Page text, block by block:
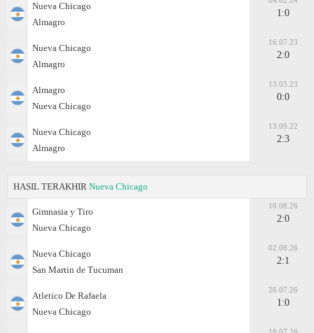
Nueva Chicago
Almagro
1:0
Nueva Chicago
Almagro
16.07.23
2:0
Almagro
Nueva Chicago
13.03.23
0:0
Nueva Chicago
Almagro
13.09.22
2:3
HASIL TERAKHIR Nueva Chicago
Gimnasia y Tiro
Nueva Chicago
10.08.26
2:0
Nueva Chicago
San Martin de Tucuman
02.08.26
2:1
Atletico De Rafaela
Nueva Chicago
26.07.26
1:0